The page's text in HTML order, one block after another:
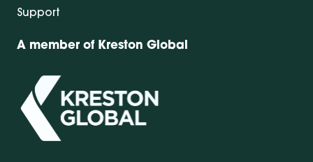
Support
A member of Kreston Global